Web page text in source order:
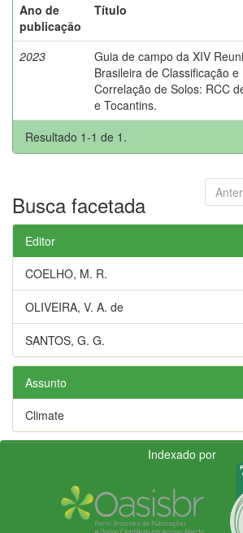
Ano de
publicação
Título
2023
Guia de campo da XIV
Brasileira de Classificação e
Correlação de Solos: RCC
e Tocantins.
Resultado 1-1 de 1.
Busca facetada
Editor
COELHO, M. R.
OLIVEIRA, V. A. de
SANTOS, G. G.
Assunto
Climate
Indexado por